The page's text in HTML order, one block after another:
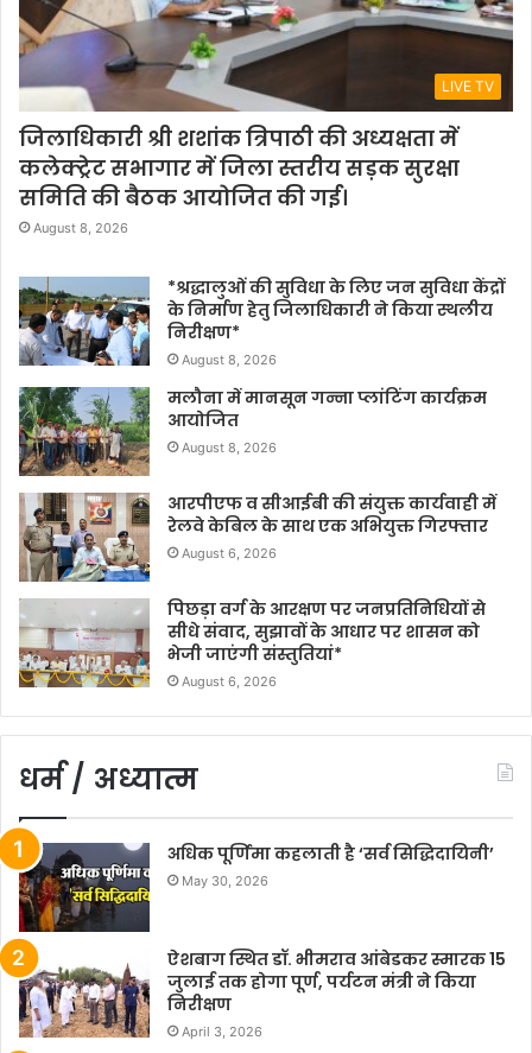
LIVE TV
जिलाधिकारी श्री शशांक त्रिपाठी की अध्यक्षता में
कलेक्ट्रेट सभागार में जिला स्तरीय सड़क सुरक्षा
समिति की बैठक आयोजित की गई।
August 8, 2026
*श्रद्धालुओं की सुविधा के लिए जन सुविधा केंद्रों
के निर्माण हेतु जिलाधिकारी ने किया स्थलीय
निरीक्षण*
August 8, 2026
मलौना में मानसून गन्ना प्लांटिंग कार्यक्रम
आयोजित
August 8, 2026
आरपीएफ व सीआईबी की संयुक्त कार्यवाही में
रेलवे केबिल के साथ एक अभियुक्त गिरफ्तार
August 6, 2026
पिछड़ा वर्ग के आरक्षण पर जनप्रतिनिधियों से
सीधे संवाद, सुझावों के आधार पर शासन को
भेजी जाएंगी संस्तुतियां*
August 6, 2026
धर्म / अध्यात्म
अधिक पूर्णिमा कहलाती है ‘सर्व सिद्धिदायिनी’
May 30, 2026
ऐशबाग स्थित डॉ. भीमराव आंबेडकर स्मारक 15
जुलाई तक होगा पूर्ण, पर्यटन मंत्री ने किया
निरीक्षण
April 3, 2026